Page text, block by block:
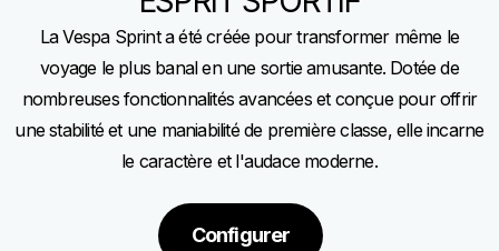
La Vespa Sprint a été créée pour transformer même le
voyage le plus banal en une sortie amusante. Dotée de
nombreuses fonctionnalités avancées et conçue pour offrir
une stabilité et une maniabilité de première classe, elle incarne
le caractère et l'audace moderne.
Configurer